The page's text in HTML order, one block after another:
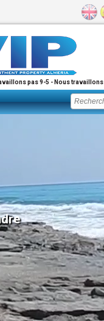
pas 9-5 - Nous travaillons